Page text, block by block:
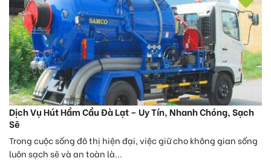
Dịch Vụ Hút Hầm Cầu Đà Lạt – Uy Tín, Nhanh Chóng, Sạch
Sẽ
Trong cuộc sống đô thị hiện đại, việc giữ cho không gian sống
luôn sạch sẽ và an toàn là...